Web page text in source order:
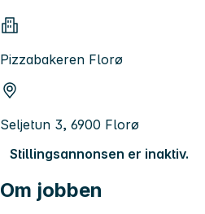
Pizzabakeren Florø
Seljetun 3, 6900 Florø
Stillingsannonsen er inaktiv.
Om jobben